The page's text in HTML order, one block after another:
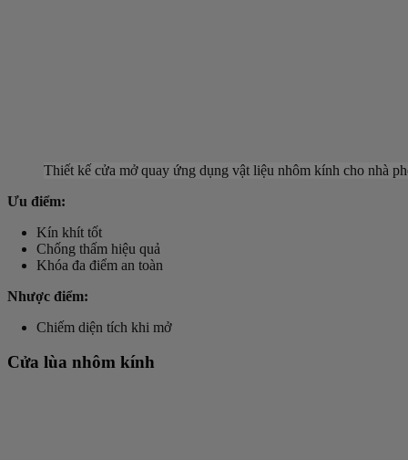
Thiết kế cửa mở quay ứng dụng vật liệu nhôm kính cho nhà
Ưu điểm:
Kín khít tốt
Chống thấm hiệu quả
Khóa đa điểm an toàn
Nhược điểm:
Chiếm diện tích khi mở
Cửa lùa nhôm kính